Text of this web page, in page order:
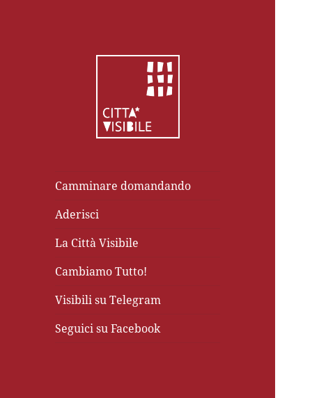
Camminare domandando
Aderisci
La Città Visibile
Cambiamo Tutto!
Visibili su Telegram
Seguici su Facebook